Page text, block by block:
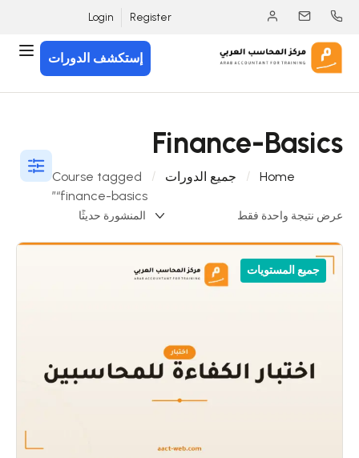
Register
Login
إستكشف الدورات
Finance-Basics
Home جميع الدورات
Course tagged
“finance-basics”
عرض نتيجة واحدة فقط
جميع المستويات